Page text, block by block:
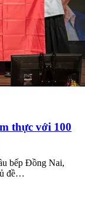
thực với 100
bếp Đồng Nai,
đề…